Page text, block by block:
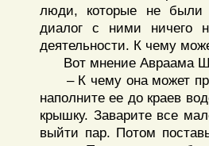
люди, которые не были
диалог с ними ничего
деятельности. К чему
Вот мнение Авраама
– К чему она может
наполните ее до краев
крышку. Заварите все
выйти пар. Потом